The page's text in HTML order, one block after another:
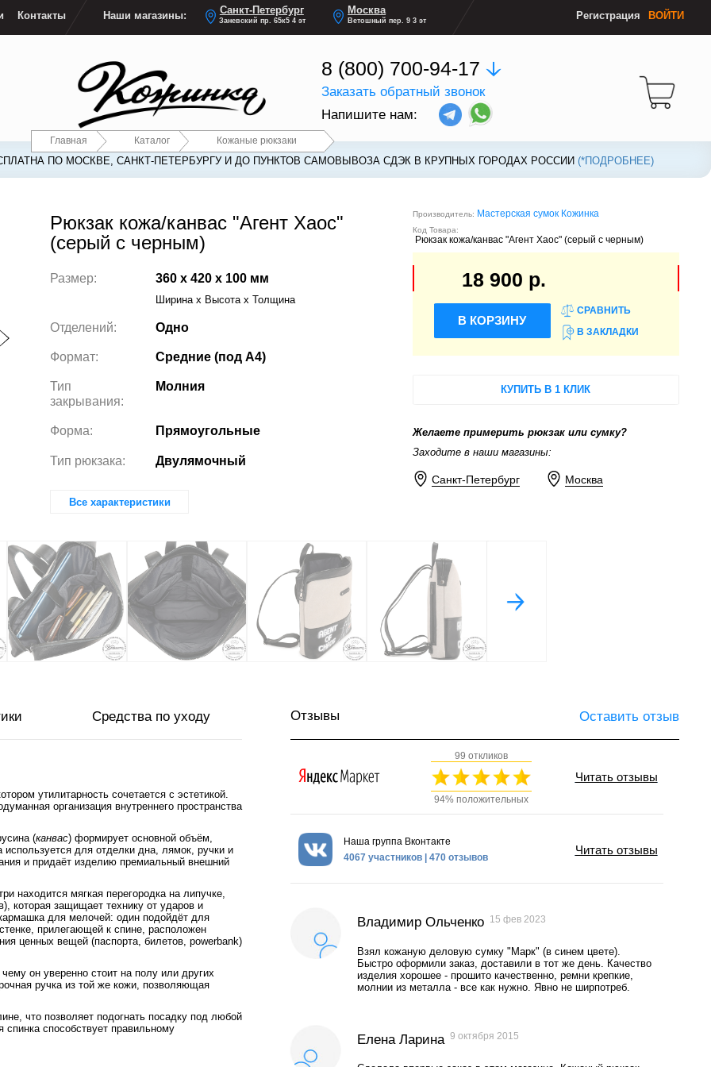
Контакты Наши магазины: Санкт-Петербург
Заневский пр. 65к5 4 эт
Москва
Ветошный пер. 9 3 эт Регистрация ВОЙТИ
8 (800) 700-94-17
Заказать обратный звонок
Напишите нам:
Главная Каталог Кожаные рюкзаки
ПО МОСКВЕ, САНКТ-ПЕТЕРБУРГУ И ДО ПУНКТОВ САМОВЫВОЗА СДЭК В КРУПНЫХ ГОРОДАХ РОССИИ (*ПОДРОБНЕЕ)
ПО МОСКВЕ, САНКТ-ПЕТЕРБУРГУ И ДО ПУНКТОВ САМОВЫВОЗА СДЭК В КРУПНЫХ ГОРОДАХ РОССИИ (*ПОДРОБНЕЕ)
Рюкзак кожа/канвас "Агент Хаос"
(серый с черным)
Размер: 360 x 420 x 100 мм
Ширина x Высота x Толщина
Отделений: Одно
Формат: Средние (под А4)
Тип
закрывания:
Молния
Форма: Прямоугольные
Тип рюкзака: Двулямочный
Все характеристики
Производитель: Мастерская сумок Кожинка
Код Товара:
Рюкзак кожа/канвас "Агент Хаос" (серый с черным)
18 900 р.
В КОРЗИНУ
СРАВНИТЬ
В ЗАКЛАДКИ
КУПИТЬ В 1 КЛИК
Желаете примерить рюкзак или сумку?
Заходите в наши магазины:
Санкт-Петербург Москва
Средства по уходу
утилитарность сочетается с эстетикой.
организация внутреннего пространства
(канвас) формирует основной объём,
используется для отделки дна, лямок, ручки и
и придаёт изделию премиальный внешний
находится мягкая перегородка на липучке,
которая защищает технику от ударов и
для мелочей: один подойдёт для
прилегающей к спине, расположен
ценных вещей (паспорта, билетов, powerbank)
он уверенно стоит на полу или других
ручка из той же кожи, позволяющая
что позволяет подогнать посадку под любой
способствует правильному
Отзывы Оставить отзыв
99 откликов
94% положительных
Читать отзывы
Наша группа Вконтакте
4067 участников | 470 отзывов
Читать отзывы
Владимир Ольченко 15 фев 2023
Взял кожаную деловую сумку "Марк" (в синем цвете).
Быстро оформили заказ, доставили в тот же день. Качество
изделия хорошее - прошито качественно, ремни крепкие,
молнии из металла - все как нужно. Явно не ширпотреб.
Елена Ларина 9 октября 2015